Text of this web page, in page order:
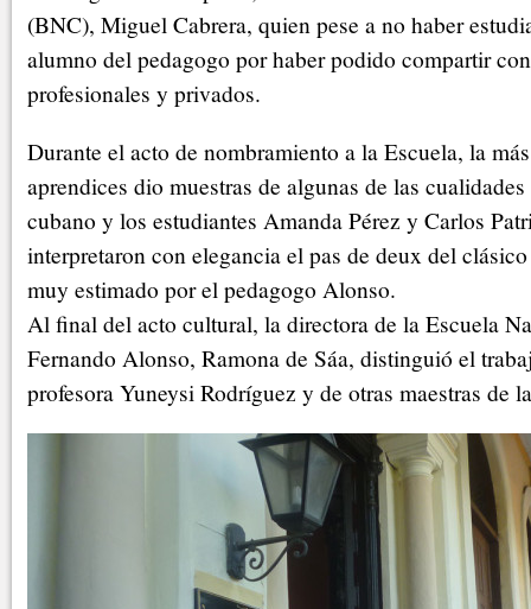
(BNC), Miguel Cabrera, quien pese a no haber
alumno del pedagogo por haber podido compartir
profesionales y privados.
Durante el acto de nombramiento a la Escuela, la
aprendices dio muestras de algunas de las
cubano y los estudiantes Amanda Pérez y Carlos
interpretaron con elegancia el pas de deux del
muy estimado por el pedagogo Alonso.
Al final del acto cultural, la directora de la Escuela
Fernando Alonso, Ramona de Sáa, distinguió el
profesora Yuneysi Rodríguez y de otras maestras de